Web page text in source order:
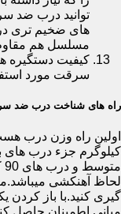
توانید درب ضد
های ضخیم تری در
مسلسل هم
کیفیت دستگیره
سرقت مورد
راه های شناخت درب ضد
لحاظ آهنکشی
گیری کنید.با باز کردن